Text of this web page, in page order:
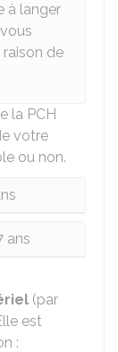
à langer
de
la PCH
votre
ou non.
ans
(par
est
: